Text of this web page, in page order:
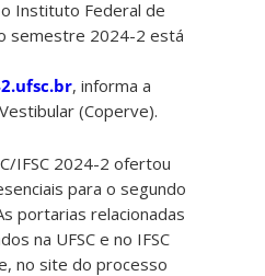
o Instituto Federal de
semestre 2024-2 está
, informa a
(Coperve).
IFSC 2024-2 ofertou
para o segundo
portarias relacionadas
na UFSC e no IFSC
no site do processo